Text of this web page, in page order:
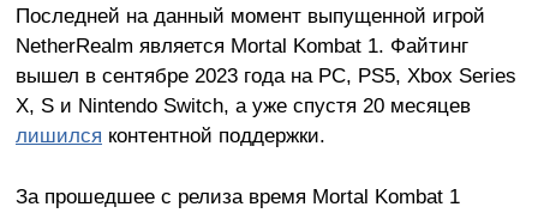
Последней на данный момент выпущенной игрой
NetherRealm является Mortal Kombat 1. Файтинг
вышел в сентябре 2023 года на PC, PS5, Xbox Series
X, S и Nintendo Switch, а уже спустя 20 месяцев
лишился контентной поддержки.
За прошедшее с релиза время Mortal Kombat 1